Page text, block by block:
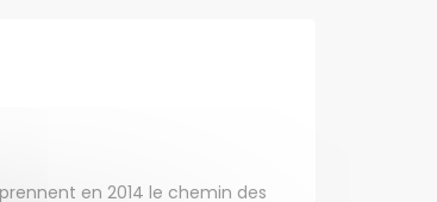
en 2014 le chemin des